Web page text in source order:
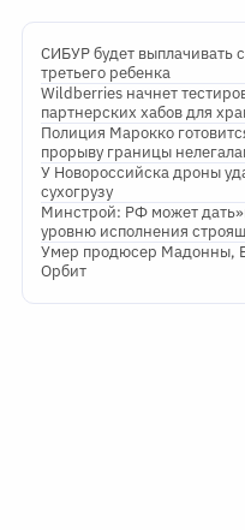
СИБУР будет выплачивать
третьего ребенка
Wildberries начнет
партнерских хабов для
Полиция Марокко
прорыву границы
У Новороссийска дроны
сухогрузу
Минстрой: РФ может
уровню исполнения
Умер продюсер Мадонны,
Орбит